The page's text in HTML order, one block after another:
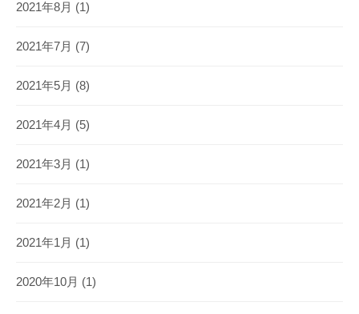
2021年8月 (1)
2021年7月 (7)
2021年5月 (8)
2021年4月 (5)
2021年3月 (1)
2021年2月 (1)
2021年1月 (1)
2020年10月 (1)